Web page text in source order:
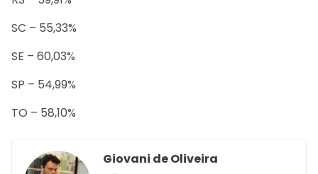
SC – 55,33%
SE – 60,03%
SP – 54,99%
TO – 58,10%
Giovani de Oliveira